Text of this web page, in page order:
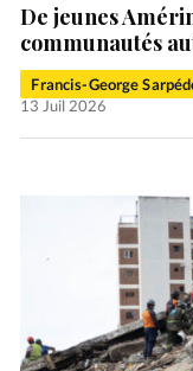
De jeunes
communautés
Francis-George
13 Juil 2026